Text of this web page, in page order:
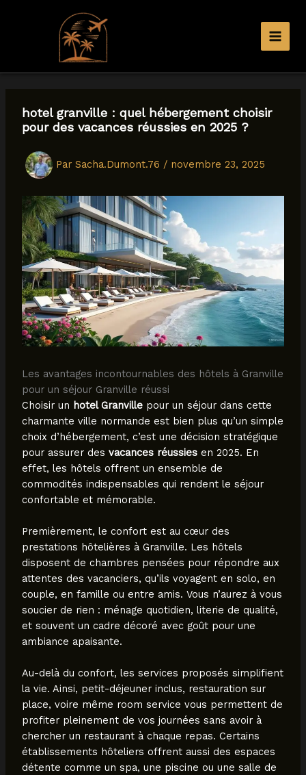
Aller
contenuhotel granville : quel hébergement choisir
pour des vacances réussies en 2025 ?
Par Sacha.Dumont.76 / novembre 23, 2025
Les avantages incontournables des hôtels à Granville
pour un séjour Granville réussi
Choisir un hotel Granvillepour un séjour dans cette
charmante ville normande est bien plus qu’un simple
choix d’hébergement, c’est une décision stratégique
pour assurer des vacances réussiesen 2025. En
effet, les hôtels offrent un ensemble de
commodités indispensables qui rendent le séjour
confortable et mémorable.
Premièrement, le confort est au cœur des
prestations hôtelières à Granville. Les hôtels
disposent de chambres pensées pour répondre aux
attentes des vacanciers, qu’ils voyagent en solo, en
couple, en famille ou entre amis. Vous n’aurez à vous
soucier de rien : ménage quotidien, literie de qualité,
et souvent un cadre décoré avec goût pour une
ambiance apaisante.
Au-delà du confort, les services proposés simplifient
la vie. Ainsi, petit-déjeuner inclus, restauration sur
place, voire même room service vous permettent de
profiter pleinement de vos journées sans avoir à
chercher un restaurant à chaque repas. Certains
établissements hôteliers offrent aussi des espaces
détente comme un spa, une piscine ou une salle de